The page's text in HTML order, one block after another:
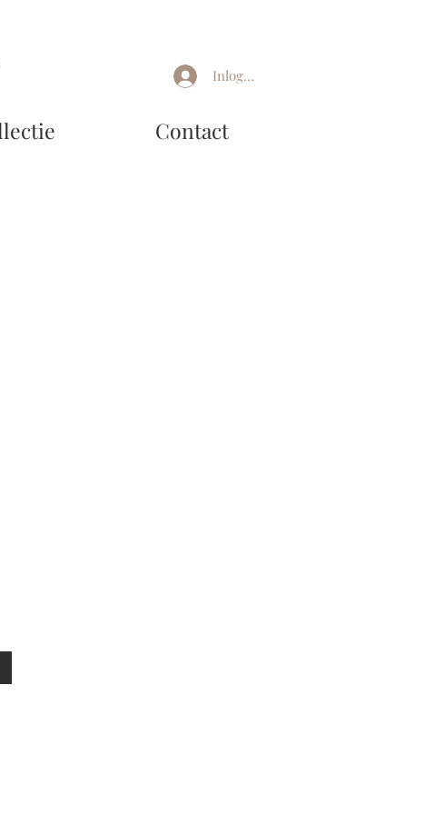
Inloggen
Contact